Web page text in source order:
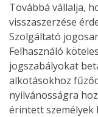
Továbbá vállalja,
visszaszerzése
Szolgáltató
Felhasználó
jogszabályokat
alkotásokhoz
nyilvánosságra
érintett személyek